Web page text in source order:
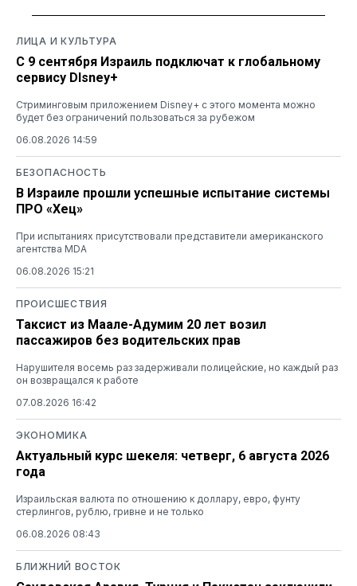
ЛИЦА И КУЛЬТУРА
С 9 сентября Израиль подключат к глобальному
сервису DIsney+
Стриминговым приложением Disney+ с этого момента можно
будет без ограничений пользоваться за рубежом
06.08.2026 14:59
БЕЗОПАСНОСТЬ
В Израиле прошли успешные испытание системы
ПРО «Хец»
При испытаниях присутствовали представители американского
агентства MDA
06.08.2026 15:21
ПРОИСШЕСТВИЯ
Таксист из Маале-Адумим 20 лет возил
пассажиров без водительских прав
Нарушителя восемь раз задерживали полицейские, но каждый раз
он возвращался к работе
07.08.2026 16:42
ЭКОНОМИКА
Актуальный курс шекеля: четверг, 6 августа 2026
года
Израильская валюта по отношению к доллару, евро, фунту
стерлингов, рублю, гривне и не только
06.08.2026 08:43
БЛИЖНИЙ ВОСТОК